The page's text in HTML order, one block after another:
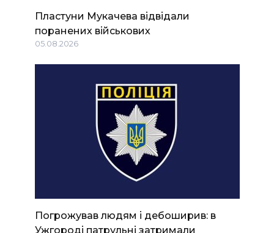
Пластуни Мукачева відвідали
поранених військових
05.08.2026
Погрожував людям і дебоширив: в
Ужгороді патрульні затримали